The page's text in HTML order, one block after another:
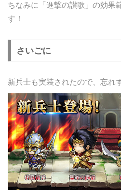
ちなみに「進撃の讃歌」の効果
す！
さいごに
新兵士も実装されたので、忘れ